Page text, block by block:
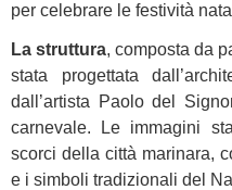
per celebrare le festività
La struttura, composta da
stata progettata
dall’artista Paolo del
carnevale. Le immagini
scorci della città marinara,
e i simboli tradizionali del